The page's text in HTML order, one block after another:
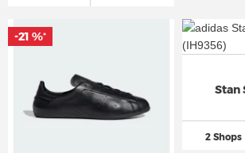
-21 %*
Stan
2 Shops